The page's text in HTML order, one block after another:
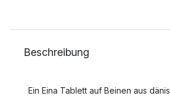
Beschreibung
Ein Eina Tablett auf Beinen aus